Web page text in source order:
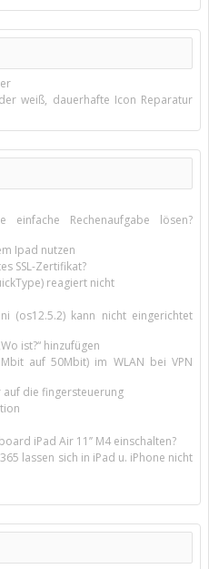
weiß, dauerhafte Icon Reparatur
Rechenaufgabe lösen?
Ipad nutzen
SSL-Zertifikat?
reagiert nicht
(os12.5.2) kann nicht eingerichtet
ist?“ hinzufügen
auf 50Mbit) im WLAN bei VPN
auf die fingersteuerung
iPad Air 11’’ M4 einschalten?
lassen sich in iPad u. iPhone nicht